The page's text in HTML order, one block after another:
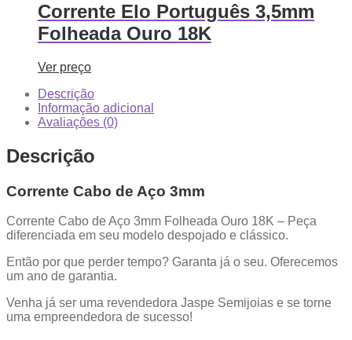
Corrente Elo Português 3,5mm
Folheada Ouro 18K
Ver preço
Descrição
Informação adicional
Avaliações (0)
Descrição
Corrente Cabo de Aço 3mm
Corrente Cabo de Aço 3mm Folheada Ouro 18K – Peça
diferenciada em seu modelo despojado e clássico.
Então por que perder tempo? Garanta já o seu. Oferecemos
um ano de garantia.
Venha já ser uma revendedora Jaspe Semijoias e se torne
uma empreendedora de sucesso!